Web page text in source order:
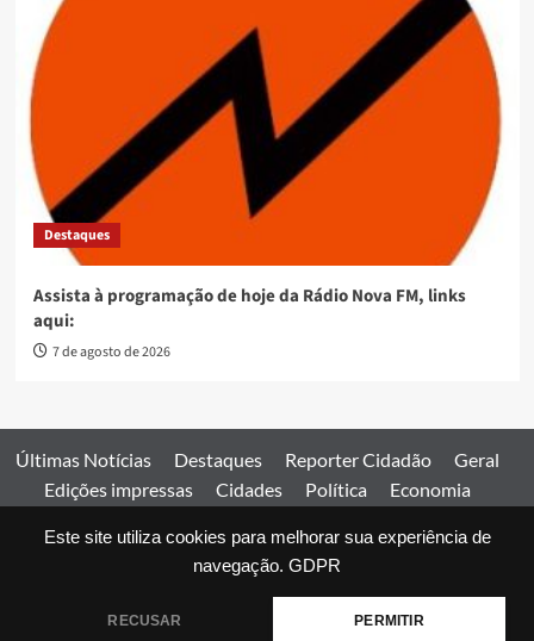
Este site utiliza cookies para melhorar sua experiência de
navegação. GDPR
RECUSAR PERMITIR
Destaques
Assista à programação de hoje da Rádio Nova FM, links
aqui:
7 de agosto de 2026
Últimas Notícias Destaques Reporter Cidadão
Geral
Edições impressas
Cidades Política
Economia
Comercial
Edições impressas Expediente Home
© 2026 Jornal Estado de Goiás. Todos os direitos reservados.